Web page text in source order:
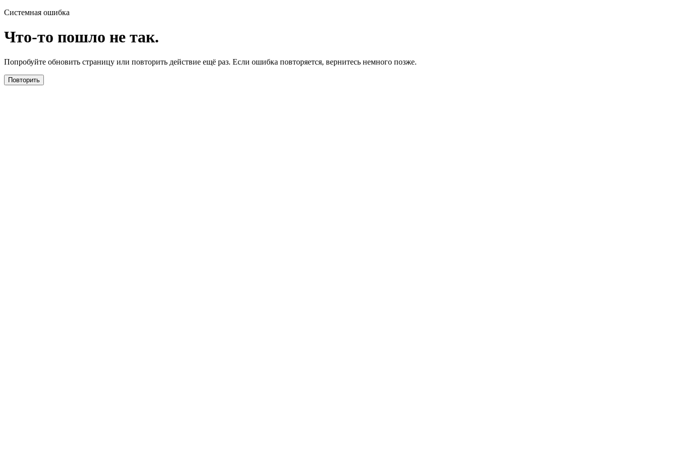
Системная ошибка
Что-то пошло не так.
Попробуйте обновить страницу или повторить действие ещё раз. Если ошибка повторяется, вернитесь немного позже.
Повторить